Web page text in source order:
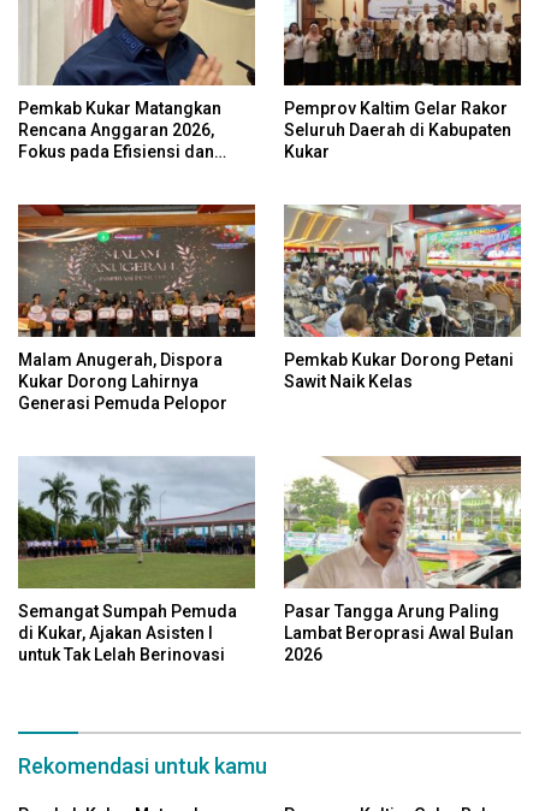
Pemkab Kukar Matangkan
Rencana Anggaran 2026,
Fokus pada Efisiensi dan
Pemprov Kaltim Gelar Rakor
Seluruh Daerah di Kabupaten
Kukar
Malam Anugerah, Dispora
Kukar Dorong Lahirnya
Generasi Pemuda Pelopor
Pemkab Kukar Dorong Petani
Sawit Naik Kelas
Semangat Sumpah Pemuda
di Kukar, Ajakan Asisten I
untuk Tak Lelah Berinovasi
Pasar Tangga Arung Paling
Lambat Beroprasi Awal Bulan
2026
Rekomendasi untuk kamu